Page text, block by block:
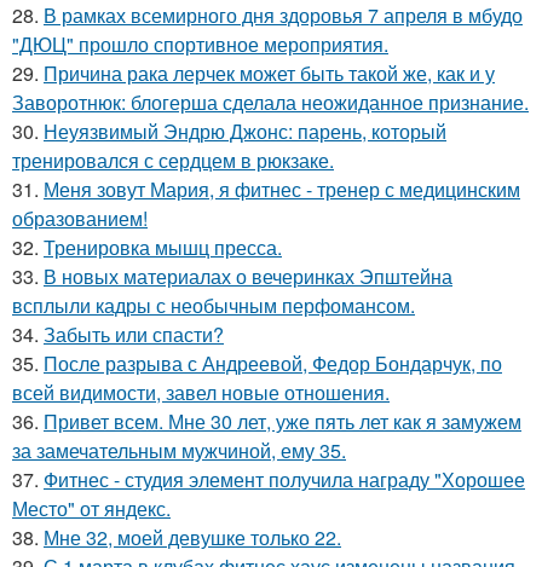
28. В рамках всемирного дня здоровья 7 апреля в мбудо
"ДЮЦ" прошло спортивное мероприятия.
29. Причина рака лерчек может быть такой же, как и у
Заворотнюк: блогерша сделала неожиданное признание.
30. Неуязвимый Эндрю Джонс: парень, который
тренировался с сердцем в рюкзаке.
31. Меня зовут Мария, я фитнес - тренер с медицинским
образованием!
32. Тренировка мышц пресса.
33. В новых материалах о вечеринках Эпштейна
всплыли кадры с необычным перфомансом.
34. Забыть или спасти?
35. После разрыва с Андреевой, Федор Бондарчук, по
всей видимости, завел новые отношения.
36. Привет всем. Мне 30 лет, уже пять лет как я замужем
за замечательным мужчиной, ему 35.
37. Фитнес - студия элемент получила награду "Хорошее
Место" от яндекс.
38. Мне 32, моей девушке только 22.